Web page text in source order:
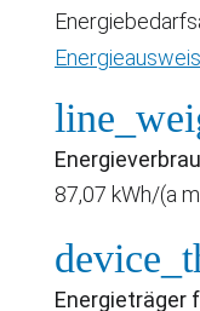
87,07 kWh/(a
Energieträger